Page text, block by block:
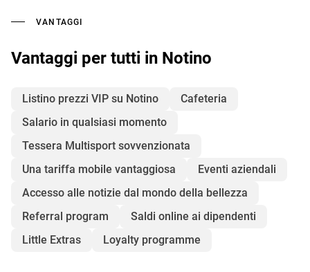
VANTAGGI
Vantaggi per tutti in Notino
Listino prezzi VIP su Notino
Cafeteria
Salario in qualsiasi momento
Tessera Multisport sovvenzionata
Una tariffa mobile vantaggiosa
Eventi aziendali
Accesso alle notizie dal mondo della bellezza
Referral program
Saldi online ai dipendenti
Little Extras
Loyalty programme